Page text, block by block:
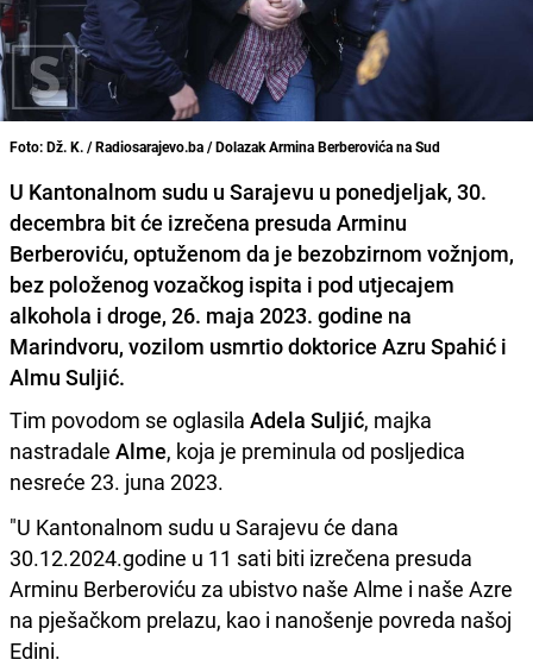
Foto: Dž. K. / Radiosarajevo.ba / Dolazak Armina Berberovića na Sud
U Kantonalnom sudu u Sarajevu u ponedjeljak, 30.
decembra bit će izrečena presuda Arminu
Berberoviću, optuženom da je bezobzirnom vožnjom,
bez položenog vozačkog ispita i pod utjecajem
alkohola i droge, 26. maja 2023. godine na
Marindvoru, vozilom usmrtio doktorice Azru Spahić i
Almu Suljić.
Tim povodom se oglasila Adela Suljić, majka
nastradale Alme, koja je preminula od posljedica
nesreće 23. juna 2023.
"U Kantonalnom sudu u Sarajevu će dana
30.12.2024.godine u 11 sati biti izrečena presuda
Arminu Berberoviću za ubistvo naše Alme i naše Azre
na pješačkom prelazu, kao i nanošenje povreda našoj
Edini.